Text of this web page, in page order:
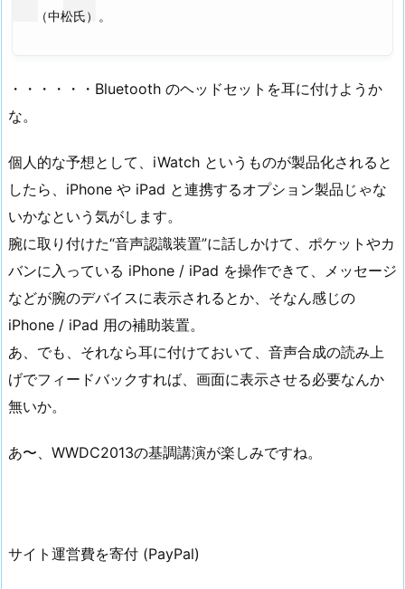
（中松氏）。
・・・・・・Bluetooth のヘッドセットを耳に付けようか
な。
個人的な予想として、iWatch というものが製品化されると
したら、iPhone や iPad と連携するオプション製品じゃな
いかなという気がします。
腕に取り付けた“音声認識装置”に話しかけて、ポケットやカ
バンに入っている iPhone / iPad を操作できて、メッセージ
などが腕のデバイスに表示されるとか、そなん感じの
iPhone / iPad 用の補助装置。
あ、でも、それなら耳に付けておいて、音声合成の読み上
げでフィードバックすれば、画面に表示させる必要なんか
無いか。
あ〜、WWDC2013の基調講演が楽しみですね。
サイト運営費を寄付 (PayPal)